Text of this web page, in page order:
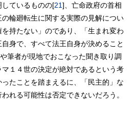
ているものの[21]、亡命政府の首相
輪廻転生に関する実際の見解につい
持たない」のであり、「生まれ変わ
身で、すべて法王自身が決めること
筆者が現地でおこなった聞き取り調
１４世の決定が絶対であるという考
たことを踏まえるに、「民主的」な
れる可能性は否定できないだろう。